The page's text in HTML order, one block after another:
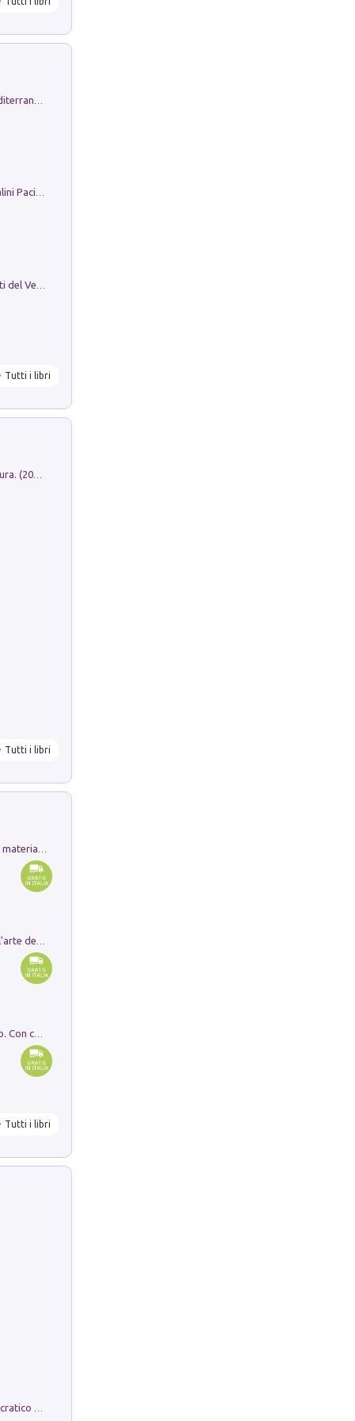
Il Filo Della Pace. Storia di Ezio Bartalini Pacifista
Tutti i libri
Tutti i libri
Ricerche dei dottorandi in storia dell'arte della Sapienza
Tutti i libri